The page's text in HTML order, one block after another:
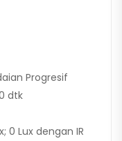
Progresif
dtk
0 Lux dengan IR